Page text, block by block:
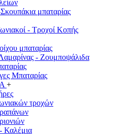
μπαταρίας
- Τροχοί Κοπής
μπαταρίας
- Ζουμποψάλιδα
Μπαταρίας
+
τροχών
Καλέμια